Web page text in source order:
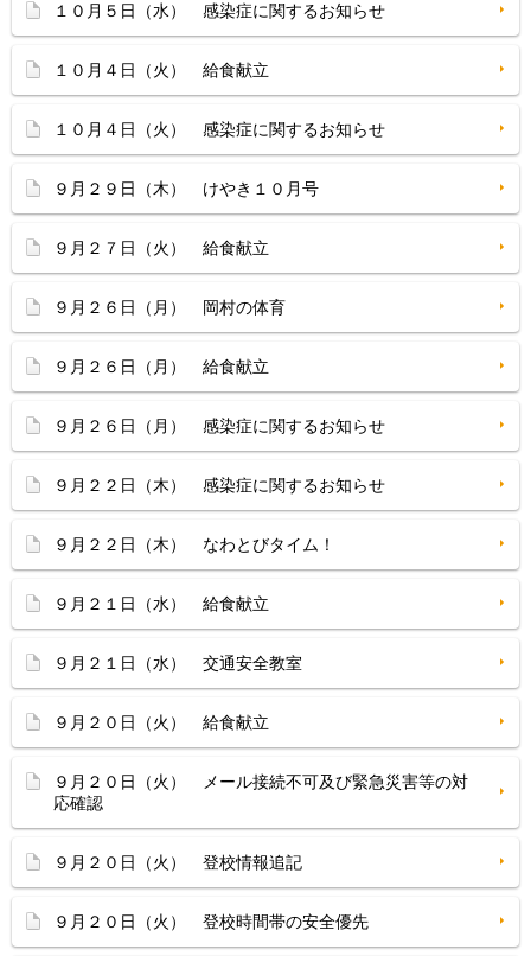
１０月５日（水） 感染症に関するお知らせ
１０月４日（火） 給食献立
１０月４日（火） 感染症に関するお知らせ
９月２９日（木） けやき１０月号
９月２７日（火） 給食献立
９月２６日（月） 岡村の体育
９月２６日（月） 給食献立
９月２６日（月） 感染症に関するお知らせ
９月２２日（木） 感染症に関するお知らせ
９月２２日（木） なわとびタイム！
９月２１日（水） 給食献立
９月２１日（水） 交通安全教室
９月２０日（火） 給食献立
９月２０日（火） メール接続不可及び緊急災害等の対
応確認
９月２０日（火） 登校情報追記
９月２０日（火） 登校時間帯の安全優先